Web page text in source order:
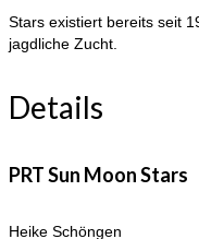
Stars existiert bereits seit
jagdliche Zucht.
Details
PRT Sun Moon Stars
Heike Schöngen